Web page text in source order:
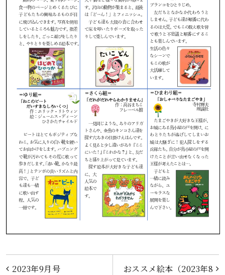
投
おススメ絵本（2023年8
2023年9月号